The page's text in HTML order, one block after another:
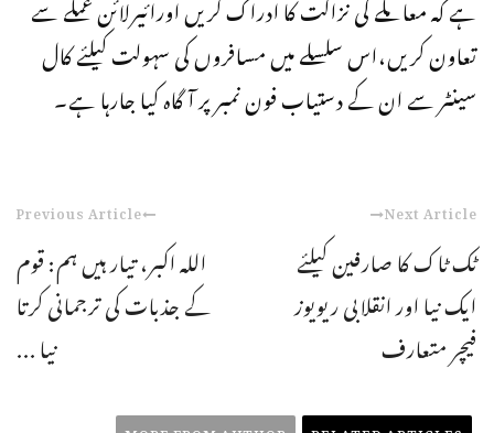
تعاون کریں،اس سلسلے میں مسافروں کی سہولت کیلئے کال
سینٹر سے ان کے دستیاب فون نمبر پر آگاہ کیا جارہا ہے۔
Previous Article
اللہ اکبر، تیار ہیں ہم: قوم
کے جذبات کی ترجمانی کرتا
نیا ...
Next Article
ٹک ٹاک کا صارفین کیلئے
ایک نیا اور انقلابی ریویوز
فیچر متعارف